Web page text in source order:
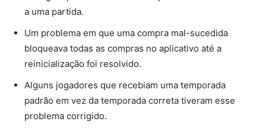
a uma partida.
Um problema em que uma compra mal-sucedida
bloqueava todas as compras no aplicativo até a
reinicialização foi resolvido.
Alguns jogadores que recebiam uma temporada
padrão em vez da temporada correta tiveram esse
problema corrigido.